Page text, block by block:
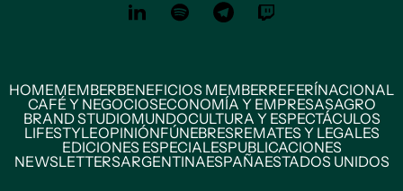
HOMEMEMBERBENEFICIOS MEMBERREFERÍNACIONAL
CAFÉ Y NEGOCIOSECONOMÍA Y EMPRESASAGRO
BRAND STUDIOMUNDOCULTURA Y ESPECTÁCULOS
LIFESTYLEOPINIÓNFÚNEBRESREMATES Y LEGALES
EDICIONES ESPECIALESPUBLICACIONES
NEWSLETTERSARGENTINAESPAÑAESTADOS UNIDOS